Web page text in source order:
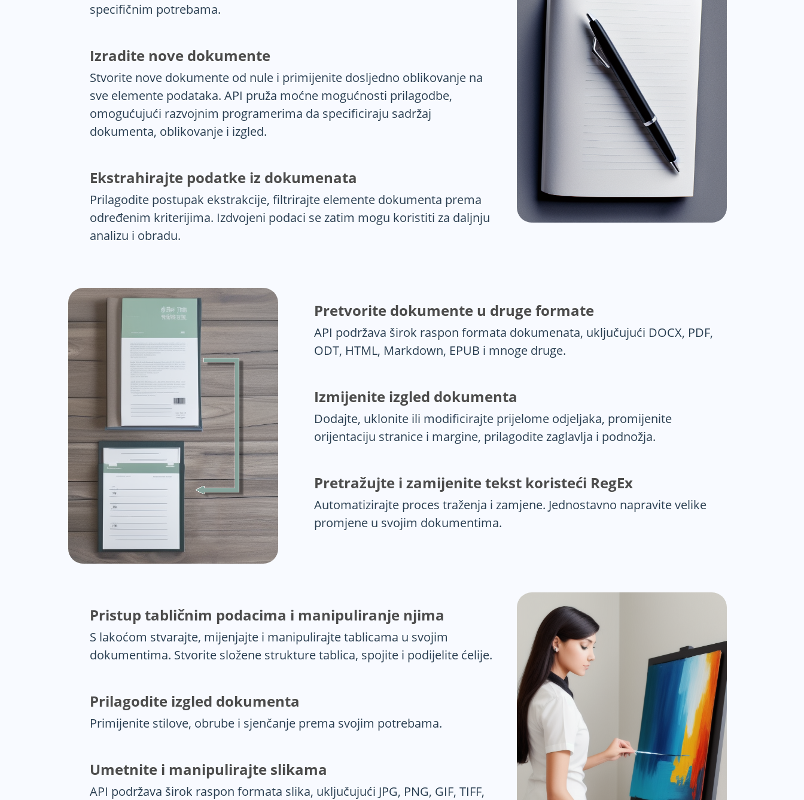
specifičnim potrebama.
Izradite nove dokumente
Stvorite nove dokumente od nule i primijenite dosljedno oblikovanje na
sve elemente podataka. API pruža moćne mogućnosti prilagodbe,
omogućujući razvojnim programerima da specificiraju sadržaj
dokumenta, oblikovanje i izgled.
Ekstrahirajte podatke iz dokumenata
Prilagodite postupak ekstrakcije, filtrirajte elemente dokumenta prema
određenim kriterijima. Izdvojeni podaci se zatim mogu koristiti za daljnju
analizu i obradu.
Pretvorite dokumente u druge formate
API podržava širok raspon formata dokumenata, uključujući DOCX, PDF,
ODT, HTML, Markdown, EPUB i mnoge druge.
Izmijenite izgled dokumenta
Dodajte, uklonite ili modificirajte prijelome odjeljaka, promijenite
orijentaciju stranice i margine, prilagodite zaglavlja i podnožja.
Pretražujte i zamijenite tekst koristeći RegEx
Automatizirajte proces traženja i zamjene. Jednostavno napravite velike
promjene u svojim dokumentima.
Pristup tabličnim podacima i manipuliranje njima
S lakoćom stvarajte, mijenjajte i manipulirajte tablicama u svojim
dokumentima. Stvorite složene strukture tablica, spojite i podijelite ćelije.
Prilagodite izgled dokumenta
Primijenite stilove, obrube i sjenčanje prema svojim potrebama.
Umetnite i manipulirajte slikama
API podržava širok raspon formata slika, uključujući JPG, PNG, GIF, TIFF,